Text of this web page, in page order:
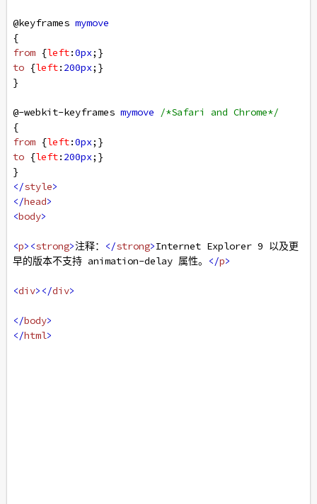
@keyframes mymove
{
from {left:0px;}
to {left: 200px;}
}
@-webkit-keyframes mymove
/*Safari and Chrome*/
{
from {left:0px;}
to {left: 200px;}
}
</style>
</head>
<body>
<p><strong>注释： </strong>Internet Explorer 9 以及更
早的版本不支持 animation-delay 属性。
</p>
<div></div>
</body>
</html>